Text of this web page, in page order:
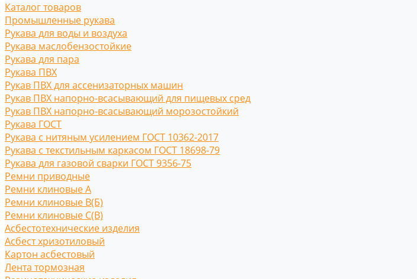
Каталог товаров
Промышленные рукава
Рукава для воды и воздуха
Рукава маслобензостойкие
Рукава для пара
Рукава ПВХ
Рукав ПВХ для ассенизаторных машин
Рукав ПВХ напорно-всасывающий для пищевых сред
Рукав ПВХ напорно-всасывающий морозостойкий
Рукава ГОСТ
Рукава с нитяным усилением ГОСТ 10362-2017
Рукава с текстильным каркасом ГОСТ 18698-79
Рукава для газовой сварки ГОСТ 9356-75
Ремни приводные
Ремни клиновые A
Ремни клиновые В(Б)
Ремни клиновые С(B)
Асбестотехнические изделия
Асбест хризотиловый
Картон асбестовый
Лента тормозная